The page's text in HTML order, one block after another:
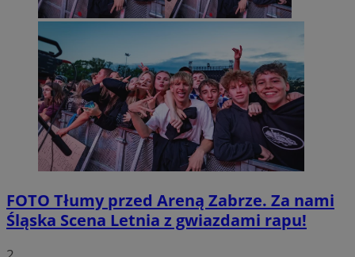
FOTO Tłumy przed Areną Zabrze. Za nami
Śląska Scena Letnia z gwiazdami rapu!